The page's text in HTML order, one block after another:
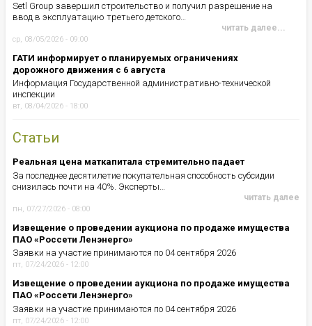
Setl Group завершил строительство и получил разрешение на
ввод в эксплуатацию третьего детского…
читать далее...
ср, 08/05/2026 - 09:00
ГАТИ информирует о планируемых ограничениях
дорожного движения с 6 августа
Информация Государственной административно-технической
инспекции
вт, 08/04/2026 - 18:00
Статьи
Реальная цена маткапитала стремительно падает
За последнее десятилетие покупательная способность субсидии
снизилась почти на 40%. Эксперты…
читать далее
пн, 07/27/2026 - 08:00
Извещение о проведении аукциона по продаже имущества
ПАО «Россети Ленэнерго»
Заявки на участие принимаются по 04 сентября 2026
пт, 07/24/2026 - 12:00
Извещение о проведении аукциона по продаже имущества
ПАО «Россети Ленэнерго»
Заявки на участие принимаются по 04 сентября 2026
пт, 07/24/2026 - 12:00